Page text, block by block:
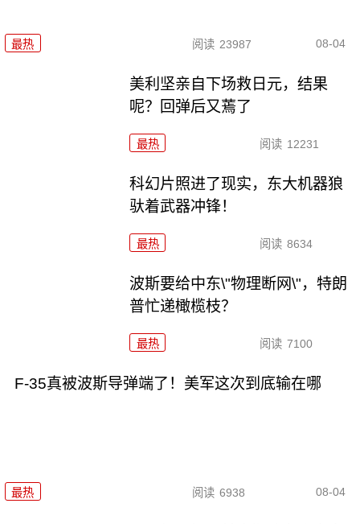
最热 阅读 23987 08-04
美利坚亲自下场救日元，结果
呢？回弹后又蔫了
最热 阅读 12231
科幻片照进了现实，东大机器狼
驮着武器冲锋！
最热 阅读 8634
波斯要给中东\"物理断网\"，特朗
普忙递橄榄枝？
最热 阅读 7100
F-35真被波斯导弹端了！美军这次到底输在哪
最热 阅读 6938 08-04